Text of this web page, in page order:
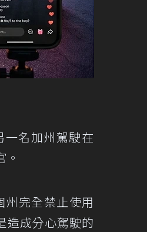
名加州駕駛在
完全禁止使用
造成分心駕駛的